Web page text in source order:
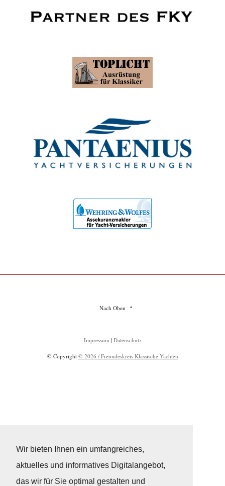
Wir bieten Ihnen ein umfangreiches,
aktuelles und informatives Digitalangebot,
das wir für Sie optimal gestalten und
Nach Oben
Impressum | Datenschutz
© Copyright © 2026 / Freundeskreis Klassische Yachten